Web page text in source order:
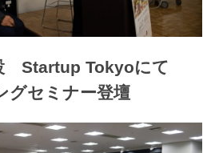
Startup Tokyoにて
グセミナー登壇